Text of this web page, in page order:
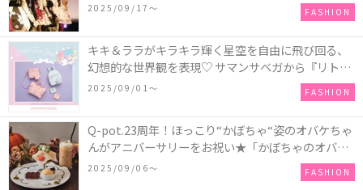
2025/09/17〜 FASHION
キキ＆ララがキラキラ輝く星空を自由に飛び回る、
幻想的な世界観を表現♡ サマンサベガから『リトル
ツインスターズ』50周年アニバーサリーイヤー』を
2025/09/01〜 FASHION
Q-pot.23周年！ほっこり“かぼちゃ“姿のオバケちゃ
んがアニバーサリーをお祝い★「かぼちゃのオバケ
ーキアクセサリー」が新発売！Q-pot CAFE.では
「かぼちゃのオバケーキプレート」も登場
2025/09/06〜 FASHION